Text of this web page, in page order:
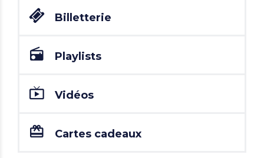
Billetterie
Playlists
Vidéos
Cartes cadeaux